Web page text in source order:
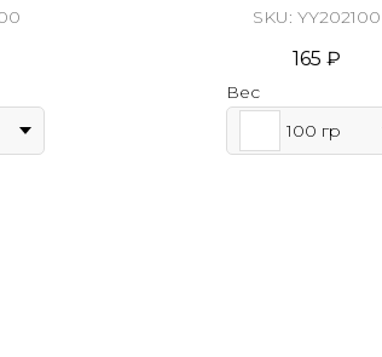
SKU: YY202100
165 ₽
Вес
100 гр